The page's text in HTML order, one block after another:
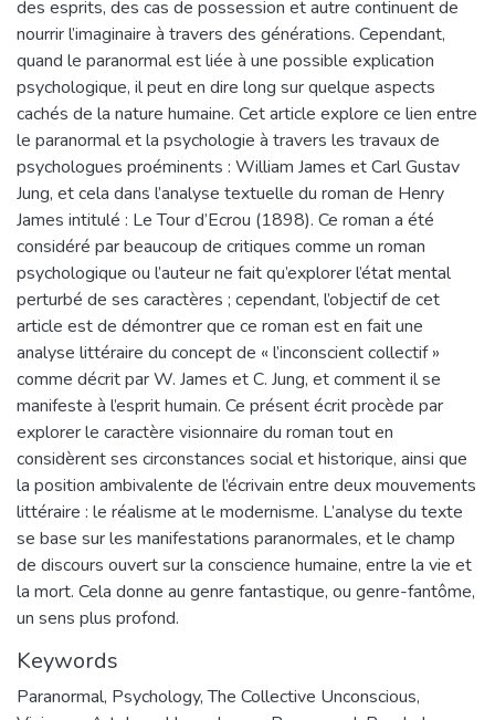
des esprits, des cas de possession et autre continuent de
nourrir l’imaginaire à travers des générations. Cependant,
quand le paranormal est liée à une possible explication
psychologique, il peut en dire long sur quelque aspects
cachés de la nature humaine. Cet article explore ce lien entre
le paranormal et la psychologie à travers les travaux de
psychologues proéminents : William James et Carl Gustav
Jung, et cela dans l’analyse textuelle du roman de Henry
James intitulé : Le Tour d’Ecrou (1898). Ce roman a été
considéré par beaucoup de critiques comme un roman
psychologique ou l’auteur ne fait qu’explorer l’état mental
perturbé de ses caractères ; cependant, l’objectif de cet
article est de démontrer que ce roman est en fait une
analyse littéraire du concept de « l’inconscient collectif »
comme décrit par W. James et C. Jung, et comment il se
manifeste à l’esprit humain. Ce présent écrit procède par
explorer le caractère visionnaire du roman tout en
considèrent ses circonstances social et historique, ainsi que
la position ambivalente de l’écrivain entre deux mouvements
littéraire : le réalisme at le modernisme. L’analyse du texte
se base sur les manifestations paranormales, et le champ
de discours ouvert sur la conscience humaine, entre la vie et
la mort. Cela donne au genre fantastique, ou genre-fantôme,
un sens plus profond.
Keywords
Paranormal, Psychology,The Collective Unconscious,